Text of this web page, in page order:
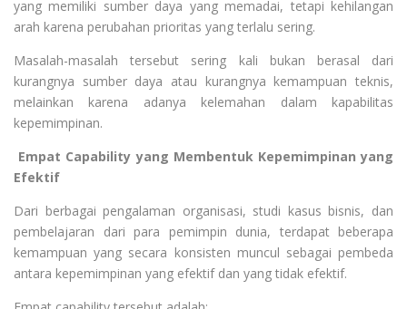
yang memiliki sumber daya yang memadai, tetapi kehilangan
arah karena perubahan prioritas yang terlalu sering.
Masalah-masalah tersebut sering kali bukan berasal dari
kurangnya sumber daya atau kurangnya kemampuan teknis,
melainkan karena adanya kelemahan dalam kapabilitas
kepemimpinan.
Empat Capability yang Membentuk Kepemimpinan yang
Efektif
Dari berbagai pengalaman organisasi, studi kasus bisnis, dan
pembelajaran dari para pemimpin dunia, terdapat beberapa
kemampuan yang secara konsisten muncul sebagai pembeda
antara kepemimpinan yang efektif dan yang tidak efektif.